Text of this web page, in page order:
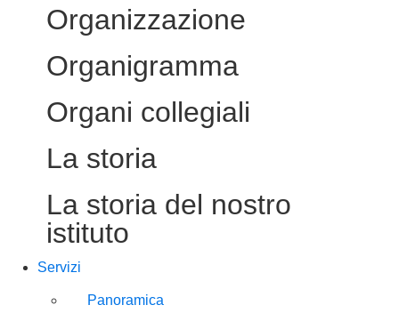
Organizzazione
Organigramma
Organi collegiali
La storia
La storia del nostro
istituto
Servizi
Panoramica